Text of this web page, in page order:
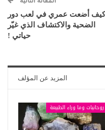
كيف أضعت عمري في لعب دور
الضحية والاكتشاف الذي غيّر
حياتي !
المزيد عن المؤلف
روحانيات وما وراء الطبيعة